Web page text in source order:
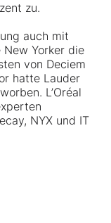
zu.
auch mit
Yorker die
von Deciem
hatte Lauder
L’Oréal
NYX und IT